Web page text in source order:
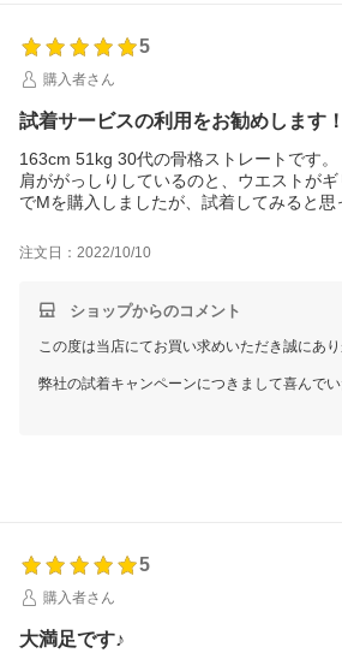
す。
5
購入者さん
試着サービスの利用をお勧めします！
163cm 51kg 30代の骨格ストレートです。
肩ががっしりしているのと、ウエストが
でMを購入しましたが、試着してみると思
特に脇下と胸回りに布が余ってしまって
す！ネイビーを購入しましたが落ち着い
買い物でした。
弟の結婚式の為に購入しましたが、袖以外
為、ジャケットを羽織って子どもの入学
また荷物の引き取りから新しい物の手配
(一着は購入しなければなりませんが)
返品が面倒だと2サイズ取り寄せなかった
とても良いお品でした！
注文日：2022/10/10
ショップからのコメント
この度は当店にてお買い求めいただき誠にあり
弊社の試着キャンペーンにつきまして喜んでい
また何かございましたらお声をお聞かせいた
また機会がございましたら、GIRLをどうぞよ
す。
5
購入者さん
大満足です♪